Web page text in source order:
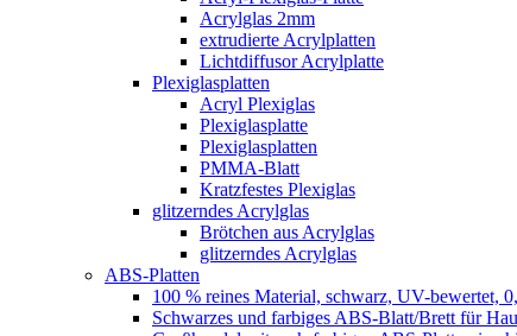
Acrylglas 2mm
extrudierte Acrylplatten
Lichtdiffusor Acrylplatte
Plexiglasplatten
Acryl Plexiglas
Plexiglasplatte
Plexiglasplatten
PMMA-Blatt
Kratzfestes Plexiglas
glitzerndes Acrylglas
Brötchen aus Acrylglas
glitzerndes Acrylglas
ABS-Platten
100 % reines Material, schwarz, UV-bewertet,
Schwarzes und farbiges ABS-Blatt/Brett für